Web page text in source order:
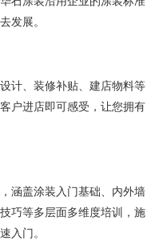
发展。
计、装修补贴、建店物料等
户进店即可感受，让您拥有
涵盖涂装入门基础、内外墙
巧等多层面多维度培训，施
入门。